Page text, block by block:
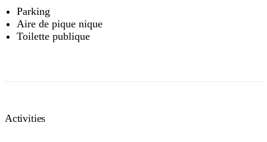
Parking
Aire de pique nique
Toilette publique
Activities